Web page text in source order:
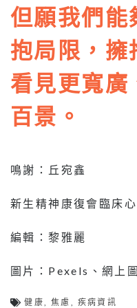
但願我們能
抱局限，擁
看見更寬廣
百景。
鳴謝：丘宛鑫
新生精神康復會臨床
編輯：黎雅麗
圖片：Pexels、網上
健康 ,焦慮 疾病資訊